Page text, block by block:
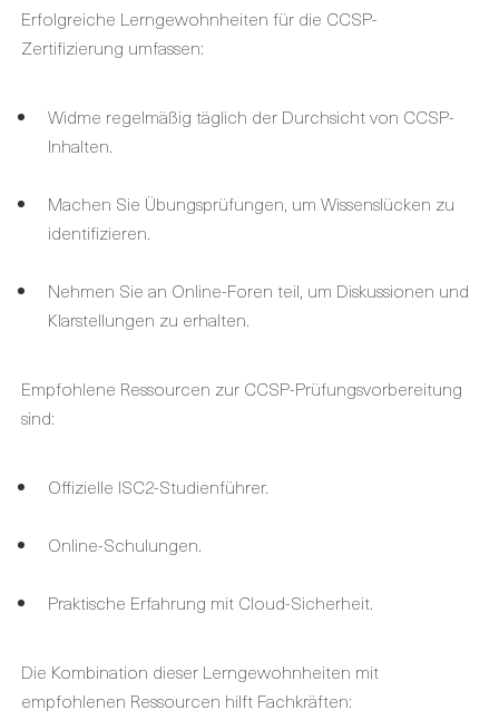
Erfolgreiche Lerngewohnheiten für die CCSP-
Zertifizierung umfassen:
Widme regelmäßig täglich der Durchsicht von CCSP-
Inhalten.
Machen Sie Übungsprüfungen, um Wissenslücken zu
identifizieren.
Nehmen Sie an Online-Foren teil, um Diskussionen und
Klarstellungen zu erhalten.
Empfohlene Ressourcen zur CCSP-Prüfungsvorbereitung
sind:
Offizielle ISC2-Studienführer.
Online-Schulungen.
Praktische Erfahrung mit Cloud-Sicherheit.
Die Kombination dieser Lerngewohnheiten mit
empfohlenen Ressourcen hilft Fachkräften: